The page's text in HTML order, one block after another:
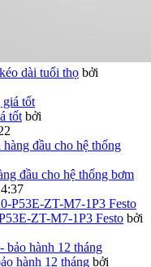
dài tuổi thọ bởi
tốt bởi
đầu cho hệ thống bơm
ZT-M7-1P3 Festo bởi
hành 12 tháng bởi